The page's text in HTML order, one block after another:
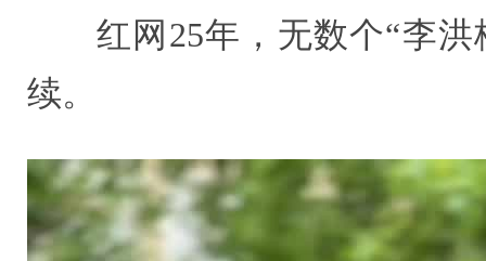
红网25年，无数个“李
续。